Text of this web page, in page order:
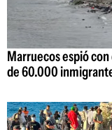
Marruecos espió
de 60.000